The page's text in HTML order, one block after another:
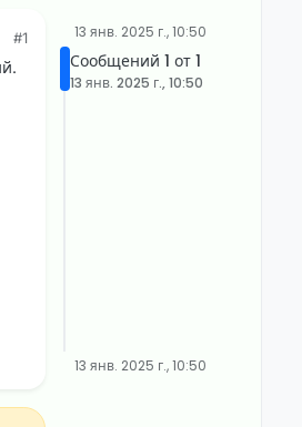
#1 13 янв. 2025 г., 10:50
Сообщений 1 от 1
13 янв. 2025 г., 10:50
13 янв. 2025 г., 10:50